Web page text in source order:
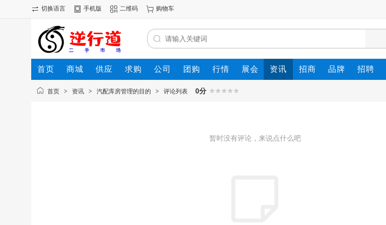
切换语言 手机版 二维码 购物车
首页 商城 供应 求购 公司 团购 行情 展会 资讯 招商 品牌 招聘
首页 > 资讯 > 汽配库房管理的目的 > 评论列表 0分
暂时没有评论，来说点什么吧